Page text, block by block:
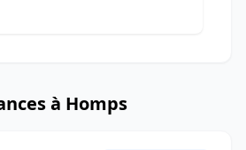
à Homps